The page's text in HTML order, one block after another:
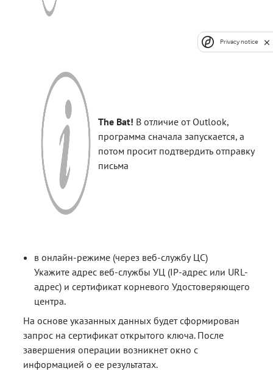
The Bat! В отличие от Outlook,
программа сначала запускается, а
потом просит подтвердить отправку
письма
в онлайн-режиме (через веб-службу ЦС)
Укажите адрес веб-службы УЦ (IP-адрес или URL-
адрес) и сертификат корневого Удостоверяющего
центра.
На основе указанных данных будет сформирован
запрос на сертификат открытого ключа. После
завершения операции возникнет окно с
информацией о ее результатах.
Privacy notice